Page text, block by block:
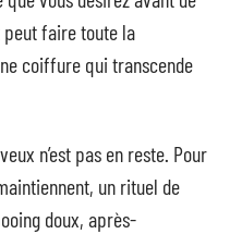
faire toute la
coiffure qui transcende
n’est pas en reste. Pour
un rituel de
doux, après-